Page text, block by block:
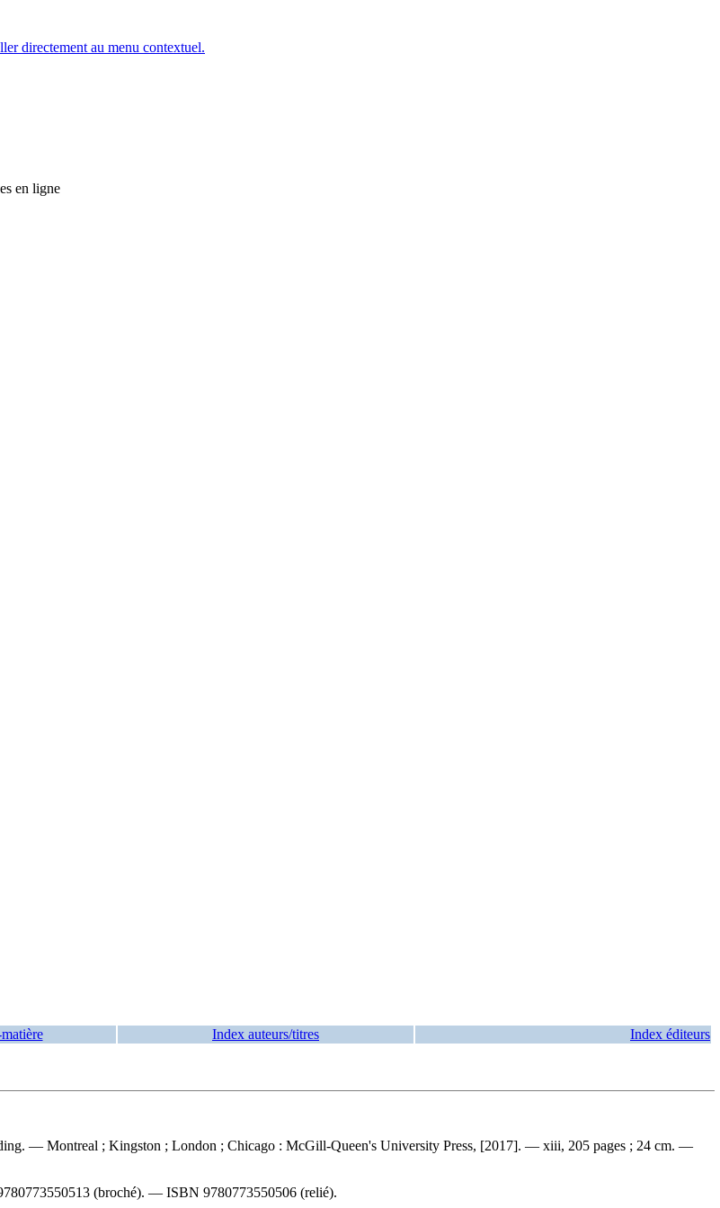
directement au menu contextuel.
en ligne
Index auteurs/titres Index éditeurs
— Montreal ; Kingston ; London ; Chicago : McGill-Queen's University Press, [2017]. — xiii, 205 pages ; 24 cm. —
(broché). — ISBN 9780773550506 (relié).